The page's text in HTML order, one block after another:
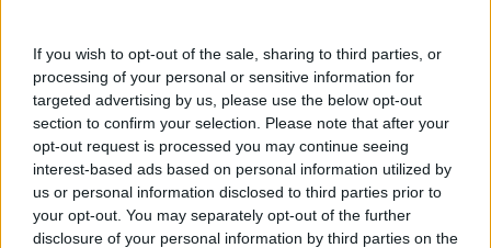
If you wish to opt-out of the sale, sharing to third parties, or
processing of your personal or sensitive information for
targeted advertising by us, please use the below opt-out
section to confirm your selection. Please note that after your
opt-out request is processed you may continue seeing
interest-based ads based on personal information utilized by
us or personal information disclosed to third parties prior to
your opt-out. You may separately opt-out of the further
disclosure of your personal information by third parties on the
Campeggio
Agricampeggio Le Sorbe
0